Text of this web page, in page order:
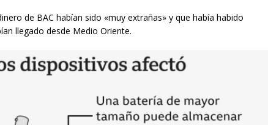
de BAC habían sido «muy extrañas» y que había habido
llegado desde Medio Oriente.